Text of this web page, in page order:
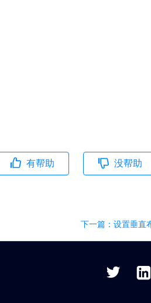
有帮助 没帮助
下一篇： 设置垂直